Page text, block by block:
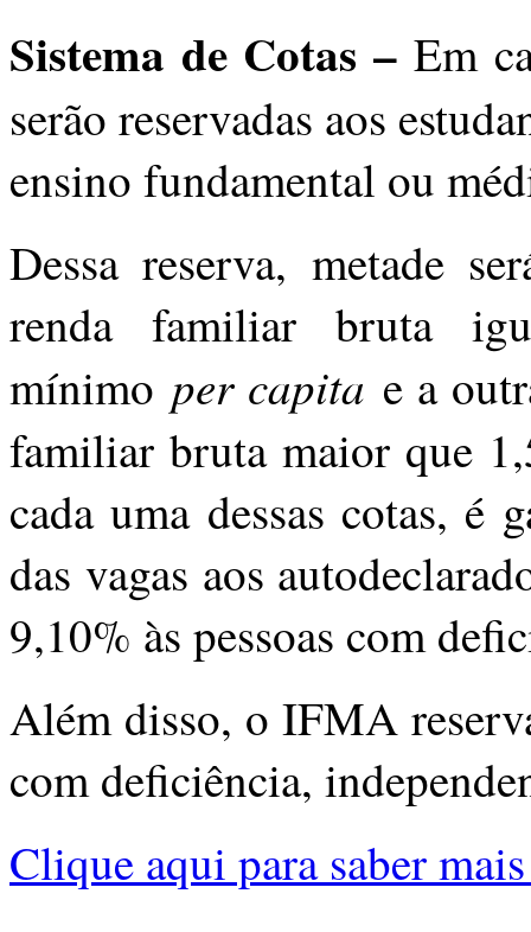
Sistema de Cotas – Em
serão reservadas aos
ensino fundamental ou
Dessa reserva, metade
renda familiar bruta
mínimo per capita e a
familiar bruta maior que
cada uma dessas cotas, é
das vagas aos
9,10% às pessoas com
Além disso, o IFMA
com deficiência,
Clique aqui para saber